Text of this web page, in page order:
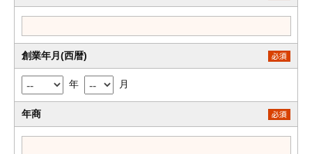
創業年月(西暦)
年 月
年商